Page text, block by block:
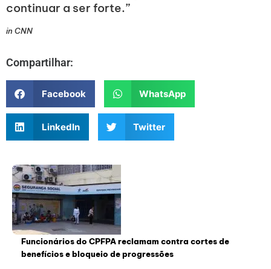
continuar a ser forte.”
in CNN
Compartilhar:
Facebook WhatsApp
LinkedIn Twitter
Funcionários do CPFPA reclamam contra cortes de
benefícios e bloqueio de progressões